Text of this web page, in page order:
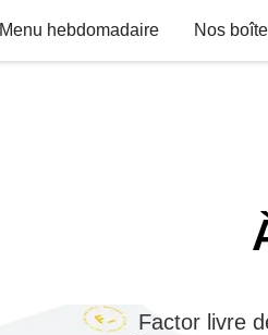
Menu hebdomadaire Nos
Factor livre